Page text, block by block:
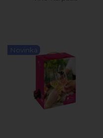
Novinka